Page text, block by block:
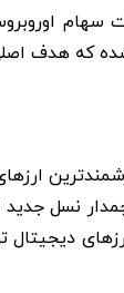
سهام
که هدف
نسل جدید
دیجیتال